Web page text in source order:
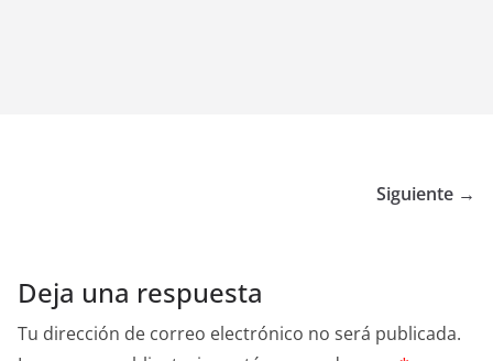
Siguiente →
Deja una respuesta
Tu dirección de correo electrónico no será publicada.